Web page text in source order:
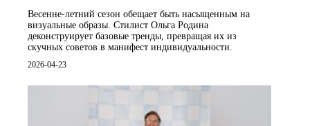
Весенне-летний сезон обещает быть насыщенным на
визуальные образы. Стилист Ольга Родина
деконструирует базовые тренды, превращая их из
скучных советов в манифест индивидуальности.
2026-04-23